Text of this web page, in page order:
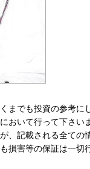
までも投資の参考に
おいて行って下さ
、記載される全ての
損害等の保証は一切